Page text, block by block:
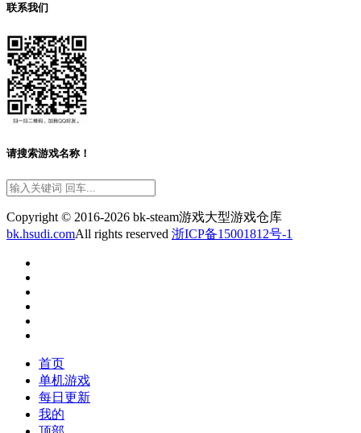
联系我们
请搜索游戏名称！
Copyright © 2016-2026 bk-steam游戏大型游戏仓库
bk.hsudi.comAll rights reserved 浙ICP备15001812号-1
首页
单机游戏
每日更新
我的